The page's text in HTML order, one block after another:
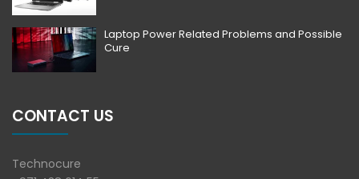
Laptop Power Related Problems and Possible
Cure
CONTACT US
Technocure